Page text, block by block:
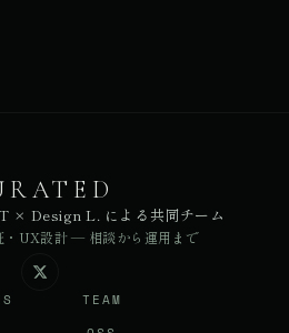
Design L. による共同チーム
・UX設計 — 相談から運用まで
TEAM